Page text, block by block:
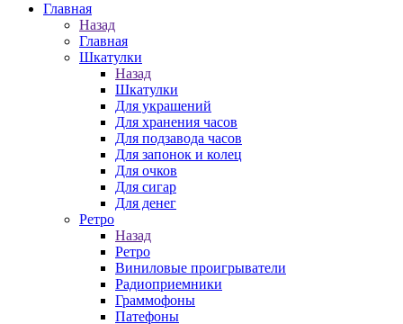
Главная
Назад
Главная
Шкатулки
Назад
Шкатулки
Для украшений
Для хранения часов
Для подзавода часов
Для запонок и колец
Для очков
Для сигар
Для денег
Ретро
Назад
Ретро
Виниловые проигрыватели
Радиоприемники
Граммофоны
Патефоны